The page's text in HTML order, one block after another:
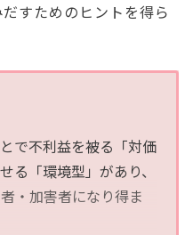
すためのヒントを得ら
で不利益を被る「対価
る「環境型」があり、
・加害者になり得ま